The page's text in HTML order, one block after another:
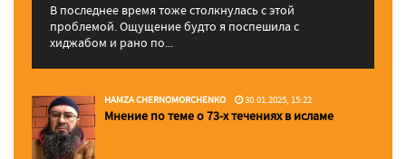
В последнее время тоже столкнулась с этой
проблемой. Ощущение будто я поспешила с
хиджабом и рано по...
HAMZA CHERNOMORCHENKO 30.01.2025, 15:22
Мнение по теме о 73-х течениях в исламе